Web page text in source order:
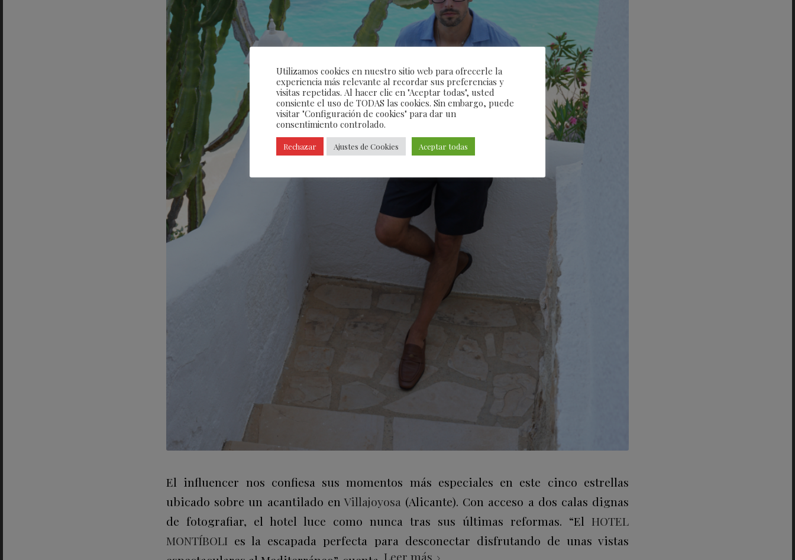
El influencer nos confiesa sus momentos más especiales en este cinco estrellas
ubicado sobre un acantilado en Villajoyosa (Alicante). Con acceso a dos calas dignas
de fotografiar, el hotel luce como nunca tras sus últimas reformas. “El HOTEL
MONTÍBOLI es la escapada perfecta para desconectar disfrutando de unas vistas
Leer más
Utilizamos cookies en nuestro sitio web para ofrecerle la
experiencia más relevante al recordar sus preferencias y
visitas repetidas. Al hacer clic en "Aceptar todas", usted
consiente el uso de TODAS las cookies. Sin embargo, puede
visitar "Configuración de cookies" para dar un
consentimiento controlado.
Rechazar Ajustes de Cookies Aceptar todas